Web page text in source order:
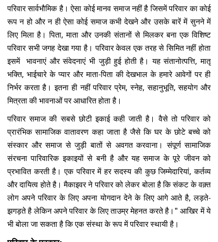
परिवार सार्वभौमिक है। ऐसा कोई मानव समाज नहीं है जिसमें परिवार का कोई
रूप न हो और न ही ऐसा कोई समाज कभी देखने और उसके बारें में सुनने में
लिए मिला है। पिता, माता और उनकी संतानों से मिलकर बना एक विशिष्ट
परिवार सभी जगह देखा गया है। परिवार केवल एक तरह से सिमित नहीं होता
इसमें भावनाएं और संवेदनाएं भी जुड़ी हुई होती है। यह संतानोत्पत्ति, मातृ
भक्ति, भाईचारे के प्यार और माता-पिता की देखभाल के हमारे आवेगों पर ही
निर्भर करता है। इतना ही नहीं परिवार प्रेम, स्नेह, सहानुभूति, सहयोग और
मित्रता की भावनाओं पर आधारित होता है।
परिवार समाज की सबसे छोटी इकाई कही जाती है। वैसे तो परिवार को
प्रारंभिक सामाजिक वातावरण कहा जाता है जैसे कि घर के छोटे बच्चे को
संस्कार और समाज से जुड़ी बातों से अवगत करवाना। संपूर्ण सामाजिक
संरचना पारिवारिक इकाइयों से बनी है और यह समाज के पूरे जीवन को
प्रभावित करती है। एक परिवार में हर सदस्य की कुछ जिम्मेदारियां, कर्तव्य
और दायित्व होते है। मैकाइवर ने परिवार को लेकर बोला है कि संकट के वक़्त
लोग अपने परिवार के लिए अपना योगदान देने के लिए आगे आते है, लड़ते-
झगड़ते है लेकिन अपने परिवार के लिए ताउम्र मेहनत करते है।" आखिर में ये
भी बोला जा सकता है कि एक संस्था के रूप में परिवार स्थायी है।